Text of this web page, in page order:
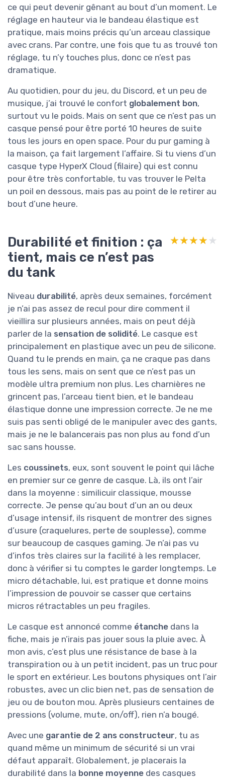
ce qui peut devenir gênant au bout d’un moment. Le
réglage en hauteur via le bandeau élastique est
pratique, mais moins précis qu’un arceau classique
avec crans. Par contre, une fois que tu as trouvé ton
réglage, tu n’y touches plus, donc ce n’est pas
dramatique.
Au quotidien, pour du jeu, du Discord, et un peu de
musique, j’ai trouvé le confort globalement bon,
surtout vu le poids. Mais on sent que ce n’est pas un
casque pensé pour être porté 10 heures de suite
tous les jours en open space. Pour du pur gaming à
la maison, ça fait largement l’affaire. Si tu viens d’un
casque type HyperX Cloud (filaire) qui est connu
pour être très confortable, tu vas trouver le Pelta
un poil en dessous, mais pas au point de le retirer au
bout d’une heure.
Durabilité et finition : ça
tient, mais ce n’est pas
du tank
★★★★★
★★★★★
Niveau durabilité, après deux semaines, forcément
je n’ai pas assez de recul pour dire comment il
vieillira sur plusieurs années, mais on peut déjà
parler de la sensation de solidité. Le casque est
principalement en plastique avec un peu de silicone.
Quand tu le prends en main, ça ne craque pas dans
tous les sens, mais on sent que ce n’est pas un
modèle ultra premium non plus. Les charnières ne
grincent pas, l’arceau tient bien, et le bandeau
élastique donne une impression correcte. Je ne me
suis pas senti obligé de le manipuler avec des gants,
mais je ne le balancerais pas non plus au fond d’un
sac sans housse.
Les coussinets, eux, sont souvent le point qui lâche
en premier sur ce genre de casque. Là, ils ont l’air
dans la moyenne : similicuir classique, mousse
correcte. Je pense qu’au bout d’un an ou deux
d’usage intensif, ils risquent de montrer des signes
d’usure (craquelures, perte de souplesse), comme
sur beaucoup de casques gaming. Je n’ai pas vu
d’infos très claires sur la facilité à les remplacer,
donc à vérifier si tu comptes le garder longtemps. Le
micro détachable, lui, est pratique et donne moins
l’impression de pouvoir se casser que certains
micros rétractables un peu fragiles.
Le casque est annoncé comme étanche dans la
fiche, mais je n’irais pas jouer sous la pluie avec. À
mon avis, c’est plus une résistance de base à la
transpiration ou à un petit incident, pas un truc pour
le sport en extérieur. Les boutons physiques ont l’air
robustes, avec un clic bien net, pas de sensation de
jeu ou de bouton mou. Après plusieurs centaines de
pressions (volume, mute, on/off), rien n’a bougé.
Avec une garantie de 2 ans constructeur, tu as
quand même un minimum de sécurité si un vrai
défaut apparaît. Globalement, je placerais la
durabilité dans la bonne moyenne des casques